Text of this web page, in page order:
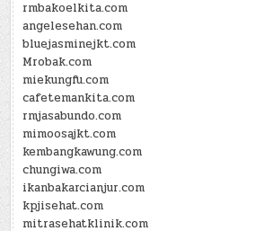
rmbakoelkita.com
angelesehan.com
bluejasminejkt.com
Mrobak.com
miekungfu.com
cafetemankita.com
rmjasabundo.com
mimoosajkt.com
kembangkawung.com
chungiwa.com
ikanbakarcianjur.com
kpjisehat.com
mitrasehatklinik.com